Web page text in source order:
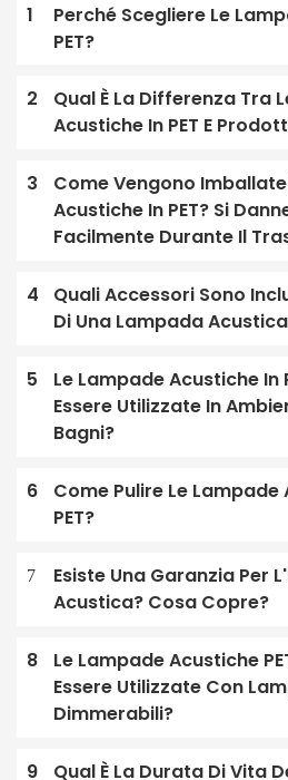
1
Perché Scegliere Le
PET?
2
Qual È La Differenza Tra
Acustiche In PET E
3
Come Vengono
Acustiche In PET? Si
Facilmente Durante Il
4
Quali Accessori Sono
Di Una Lampada Acustica
5
Le Lampade Acustiche In
Essere Utilizzate In
Bagni?
6
Come Pulire Le Lampade
PET?
7
Esiste Una Garanzia Per
Acustica? Cosa Copre?
8
Le Lampade Acustiche
Essere Utilizzate Con
Dimmerabili?
9
Qual È La Durata Di Vita